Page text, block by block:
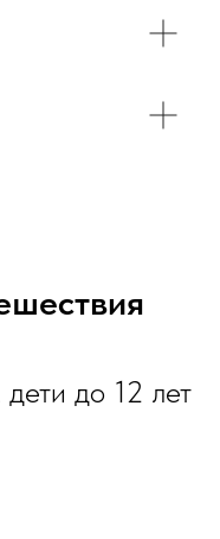
до 12 лет